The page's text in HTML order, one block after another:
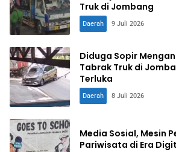
Truk di Jombang
Daerah 9 Juli 2026
Diduga Sopir
Tabrak Truk di
Terluka
Daerah 8 Juli 2026
Media Sosial, Mesin
Pariwisata di Era